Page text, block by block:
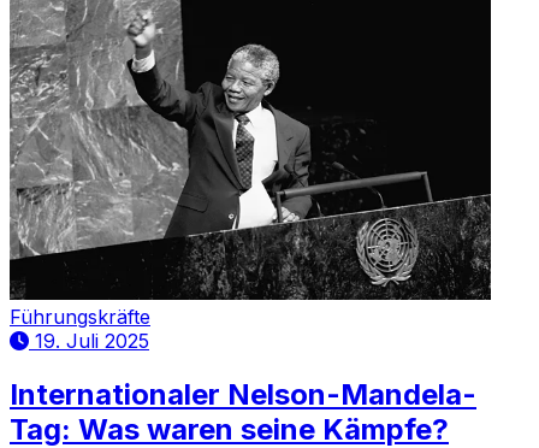
Führungskräfte
19. Juli 2025
Internationaler Nelson-Mandela-
Tag: Was waren seine Kämpfe?